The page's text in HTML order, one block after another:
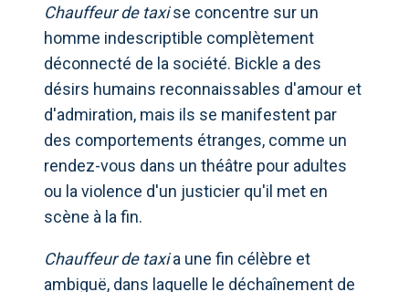
Chauffeur de taxise concentre sur un
homme indescriptible complètement
déconnecté de la société. Bickle a des
désirs humains reconnaissables d'amour et
d'admiration, mais ils se manifestent par
des comportements étranges, comme un
rendez-vous dans un théâtre pour adultes
ou la violence d'un justicier qu'il met en
scène à la fin.
Chauffeur de taxia une fin célèbre et
ambiguë, dans laquelle le déchaînement de